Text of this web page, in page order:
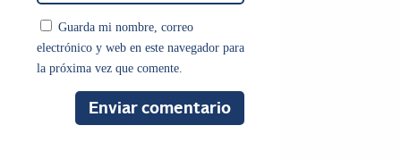
Guarda mi nombre, correo
electrónico y web en este navegador para
la próxima vez que comente.